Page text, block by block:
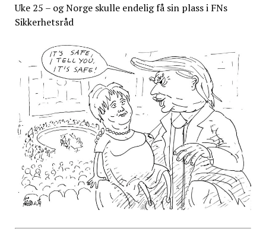
Uke 25 – og Norge skulle endelig få sin plass i FNs
Sikkerhetsråd